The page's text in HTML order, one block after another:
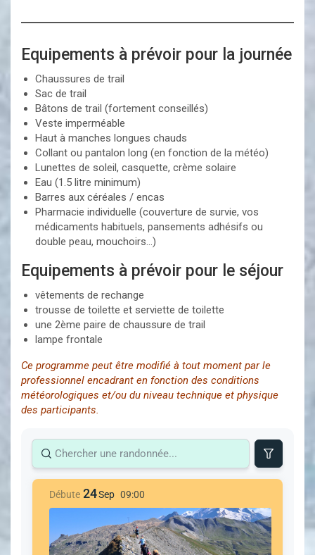
Equipements à prévoir pour la journée
Chaussures de trail
Sac de trail
Bâtons de trail (fortement conseillés)
Veste imperméable
Haut à manches longues chauds
Collant ou pantalon long (en fonction de la météo)
Lunettes de soleil, casquette, crème solaire
Eau (1.5 litre minimum)
Barres aux céréales / encas
Pharmacie individuelle (couverture de survie, vos
médicaments habituels, pansements adhésifs ou
double peau, mouchoirs…)
Equipements à prévoir pour le séjour
vêtements de rechange
trousse de toilette et serviette de toilette
une 2ème paire de chaussure de trail
lampe frontale
Ce programme peut être modifié à tout moment par le
professionnel encadrant en fonction des conditions
météorologiques et/ou du niveau technique et physique
des participants.
Débute 24Sep 09:00